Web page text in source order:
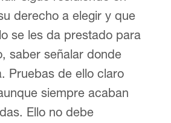
derecho a elegir y que
se les da prestado para
saber señalar donde
Pruebas de ello claro
siempre acaban
Ello no debe